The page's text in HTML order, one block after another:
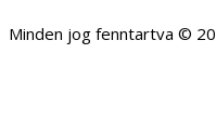
Minden jog fenntartva ©